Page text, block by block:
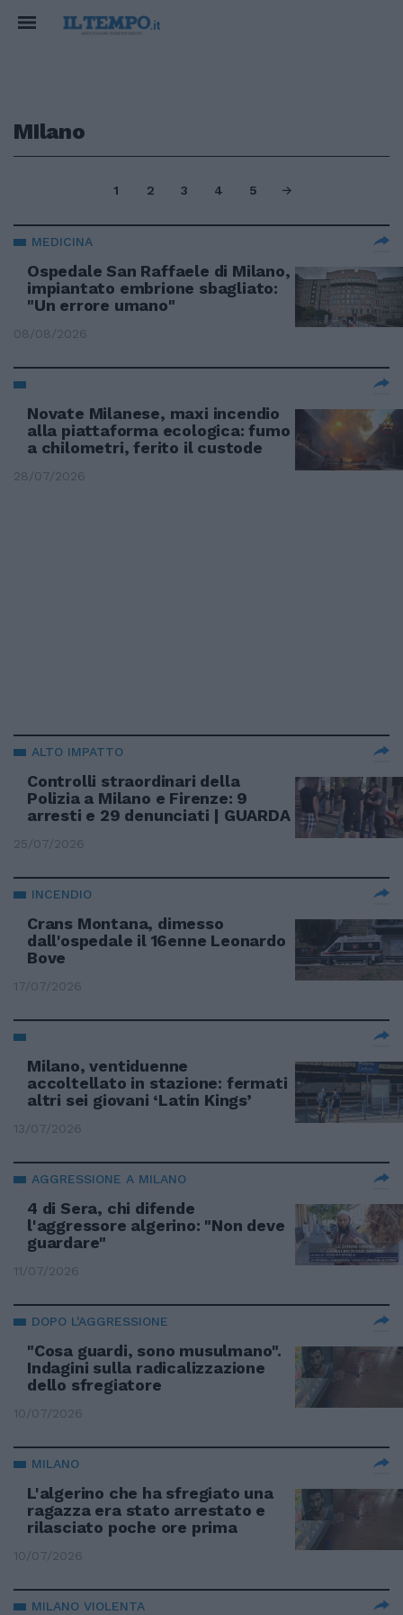
MIlano
1 2 3 4 5
MEDICINA
Ospedale San Raffaele di Milano,
impiantato embrione sbagliato:
"Un errore umano"
08/08/2026
Novate Milanese, maxi incendio
alla piattaforma ecologica: fumo
a chilometri, ferito il custode
28/07/2026
ALTO IMPATTO
Controlli straordinari della
Polizia a Milano e Firenze: 9
arresti e 29 denunciati | GUARDA
25/07/2026
INCENDIO
Crans Montana, dimesso
dall'ospedale il 16enne Leonardo
Bove
17/07/2026
Milano, ventiduenne
accoltellato in stazione: fermati
altri sei giovani ‘Latin Kings’
13/07/2026
AGGRESSIONE A MILANO
4 di Sera, chi difende
l'aggressore algerino: "Non deve
guardare"
11/07/2026
DOPO L'AGGRESSIONE
"Cosa guardi, sono musulmano".
Indagini sulla radicalizzazione
dello sfregiatore
10/07/2026
MILANO
L'algerino che ha sfregiato una
ragazza era stato arrestato e
rilasciato poche ore prima
10/07/2026
MILANO VIOLENTA